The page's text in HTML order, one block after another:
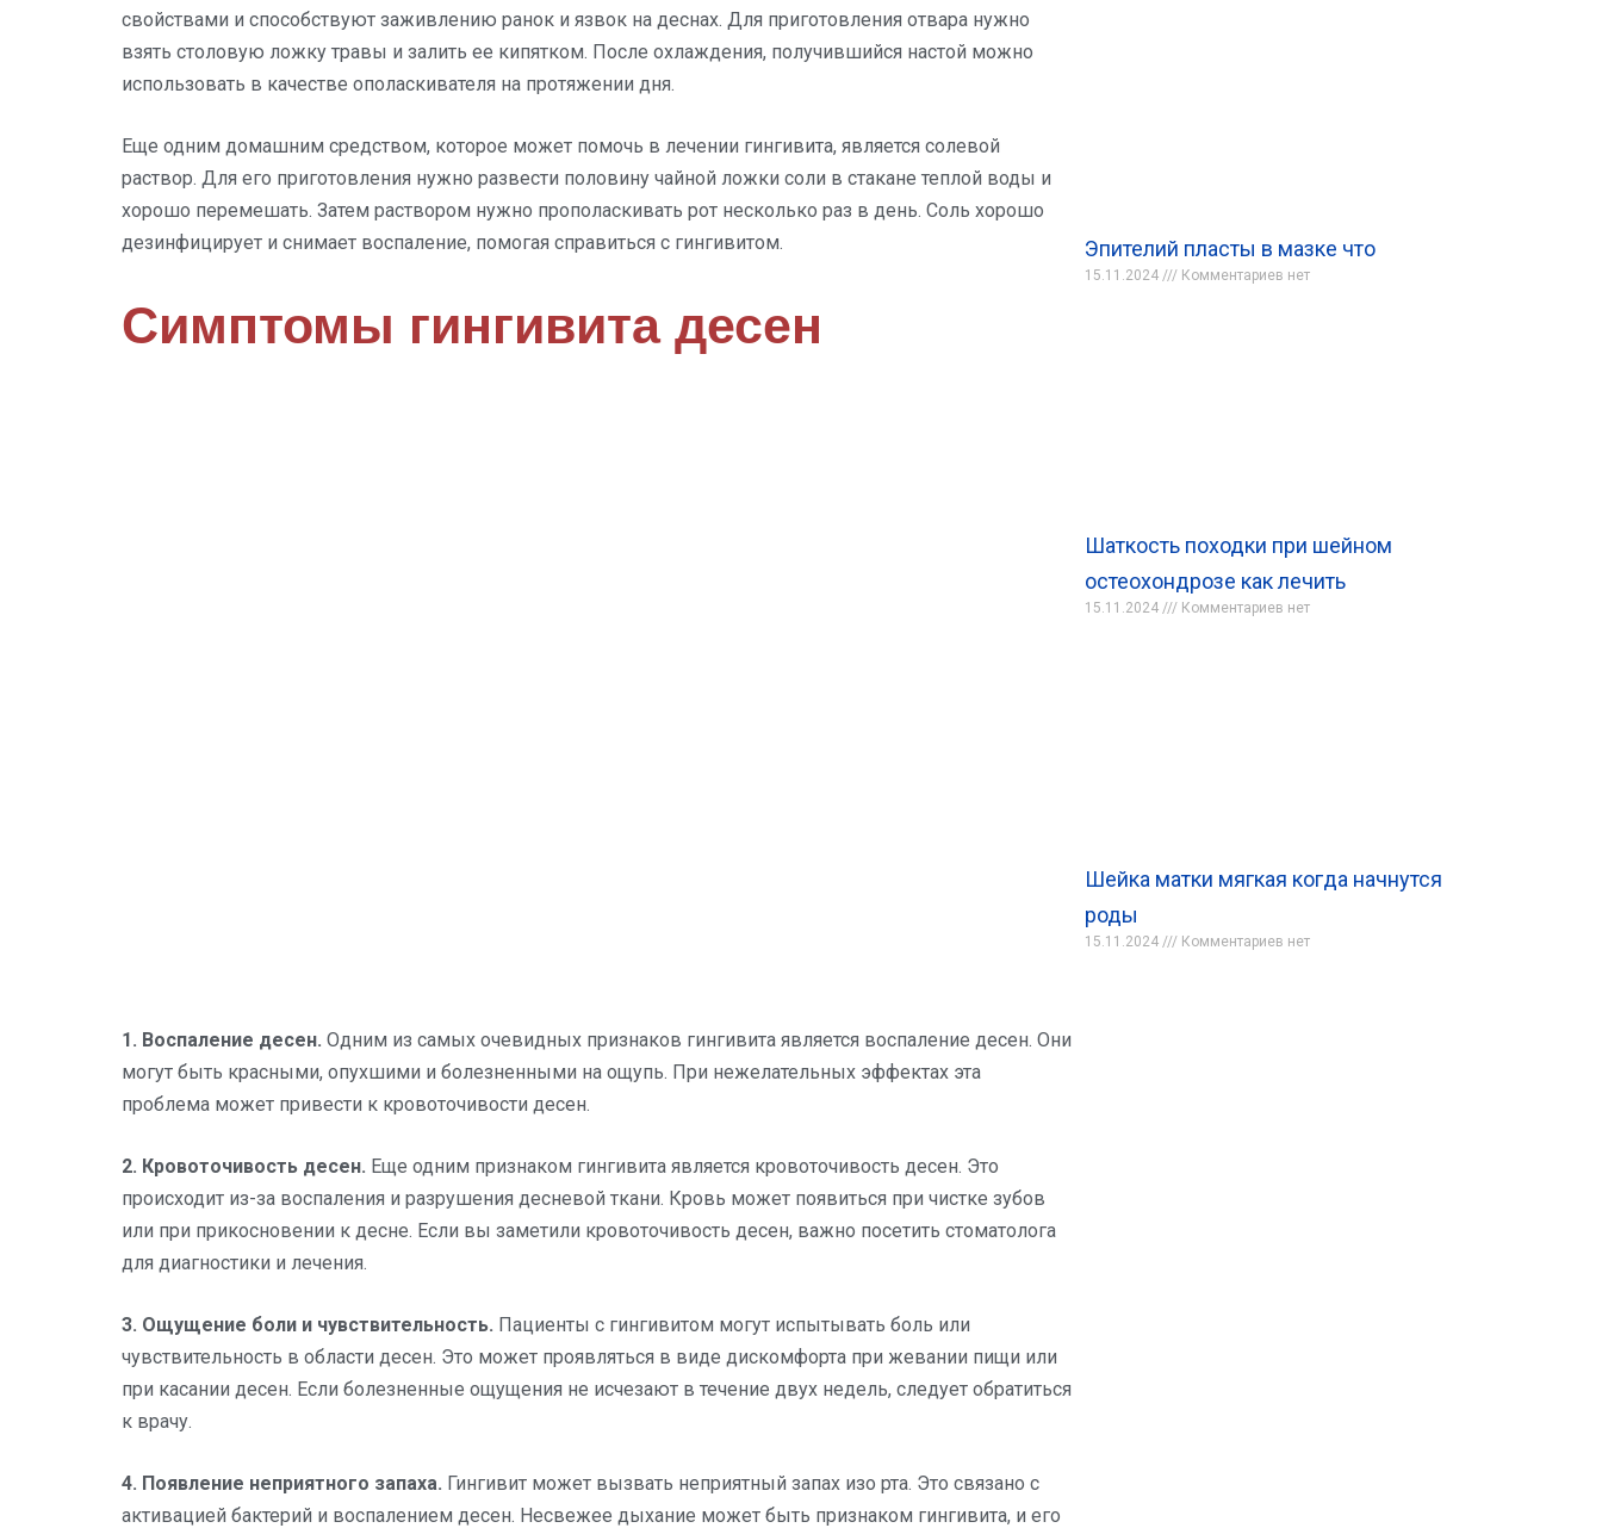
свойствами и способствуют заживлению ранок и язвок на деснах. Для приготовления отвара нужно
взять столовую ложку травы и залить ее кипятком. После охлаждения, получившийся настой можно
использовать в качестве ополаскивателя на протяжении дня.
Еще одним домашним средством, которое может помочь в лечении гингивита, является солевой
раствор. Для его приготовления нужно развести половину чайной ложки соли в стакане теплой воды и
хорошо перемешать. Затем раствором нужно прополаскивать рот несколько раз в день. Соль хорошо
дезинфицирует и снимает воспаление, помогая справиться с гингивитом.
Симптомы гингивита десен
1. Воспаление десен. Одним из самых очевидных признаков гингивита является воспаление десен. Они
могут быть красными, опухшими и болезненными на ощупь. При нежелательных эффектах эта
проблема может привести к кровоточивости десен.
2. Кровоточивость десен. Еще одним признаком гингивита является кровоточивость десен. Это
происходит из-за воспаления и разрушения десневой ткани. Кровь может появиться при чистке зубов
или при прикосновении к десне. Если вы заметили кровоточивость десен, важно посетить стоматолога
для диагностики и лечения.
3. Ощущение боли и чувствительность. Пациенты с гингивитом могут испытывать боль или
чувствительность в области десен. Это может проявляться в виде дискомфорта при жевании пищи или
при касании десен. Если болезненные ощущения не исчезают в течение двух недель, следует обратиться
к врачу.
4. Появление неприятного запаха. Гингивит может вызвать неприятный запах изо рта. Это связано с
активацией бактерий и воспалением десен. Несвежее дыхание может быть признаком гингивита, и его
Эпителий пласты в мазке что
15.11.2024 Комментариев нет
Шаткость походки при шейном
остеохондрозе как лечить
15.11.2024 Комментариев нет
Шейка матки мягкая когда начнутся
роды
15.11.2024 Комментариев нет